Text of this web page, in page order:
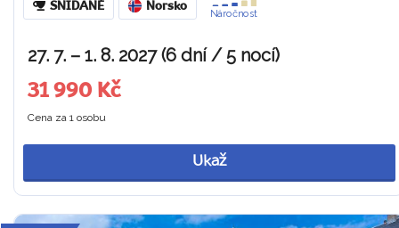
SNÍDANĚ Norsko
Náročnost
27. 7. – 1. 8. 2027 (6 dní / 5 nocí)
31 990 Kč
Cena za 1 osobu
Ukaž